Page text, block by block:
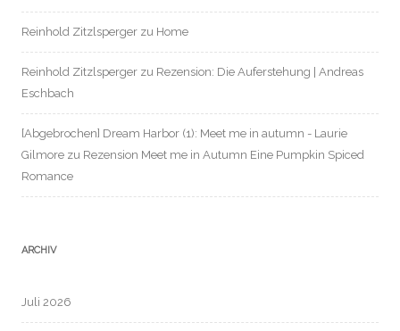
Reinhold Zitzlsperger zu Home
Reinhold Zitzlsperger zu Rezension: Die Auferstehung | Andreas
Eschbach
[Abgebrochen] Dream Harbor (1): Meet me in autumn - Laurie
Gilmore zu Rezension Meet me in Autumn Eine Pumpkin Spiced
Romance
ARCHIV
Juli 2026